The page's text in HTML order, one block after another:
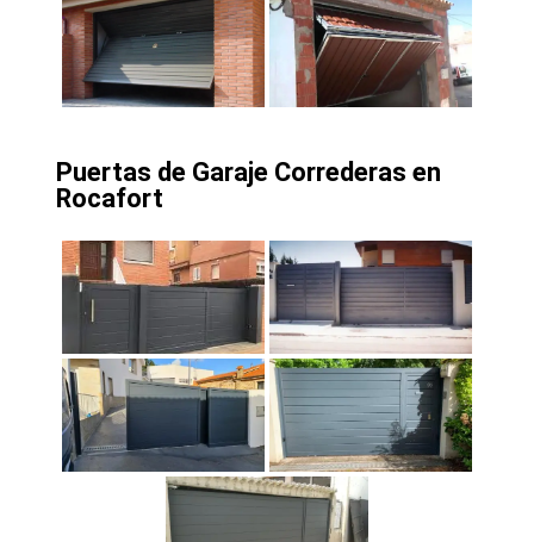
Puertas de Garaje Correderas en
Rocafort